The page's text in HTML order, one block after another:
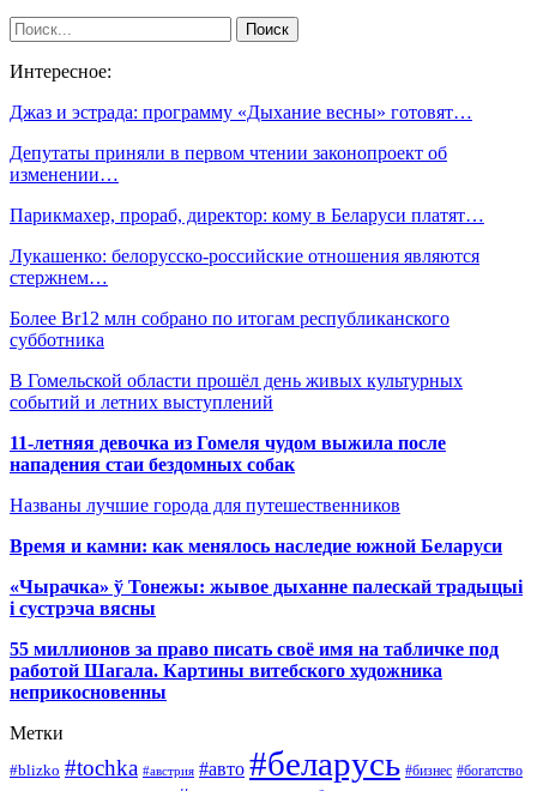
Интересное:
Джаз и эстрада: программу «Дыхание весны» готовят…
Депутаты приняли в первом чтении законопроект об
изменении…
Парикмахер, прораб, директор: кому в Беларуси платят…
Лукашенко: белорусско-российские отношения являются
стержнем…
Более Br12 млн собрано по итогам республиканского
субботника
В Гомельской области прошёл день живых культурных
событий и летних выступлений
11-летняя девочка из Гомеля чудом выжила после
нападения стаи бездомных собак
Названы лучшие города для путешественников
Время и камни: как менялось наследие южной Беларуси
«Чырачка» ў Тонежы: жывое дыханне палескай традыцыі
і сустрэча вясны
55 миллионов за право писать своё имя на табличке под
работой Шагала. Картины витебского художника
неприкосновенны
Метки
#blizko #tochka #австрия #авто #беларусь #бизнес #богатство